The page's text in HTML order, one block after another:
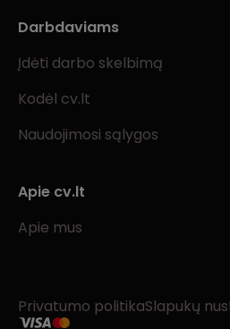
Darbdaviams
Įdėti darbo skelbimą
Kodėl cv.lt
Naudojimosi sąlygos
Apie cv.lt
Apie mus
Privatumo politikaSlapukų